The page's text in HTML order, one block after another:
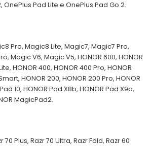
OnePlus Pad Lite e OnePlus Pad Go 2.
Pro, Magic8 Lite, Magic7, Magic7 Pro,
Magic V6, Magic V5, HONOR 600, HONOR
HONOR 400, HONOR 400 Pro, HONOR
HONOR 200, HONOR 200 Pro, HONOR
10, HONOR Pad X8b, HONOR Pad X9a,
MagicPad2.
70 Plus, Razr 70 Ultra, Razr Fold, Razr 60